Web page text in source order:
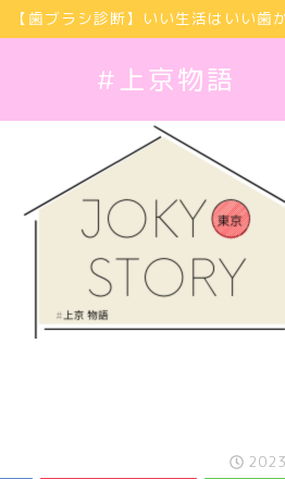
【歯ブラシ診断】いい生活はいい歯
#上京物語